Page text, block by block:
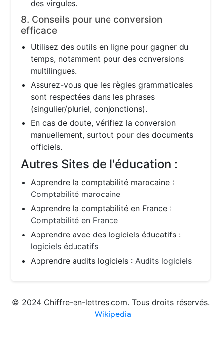
des virgules.
8. Conseils pour une conversion
efficace
Utilisez des outils en ligne pour gagner du
temps, notamment pour des conversions
multilingues.
Assurez-vous que les règles grammaticales
sont respectées dans les phrases
(singulier/pluriel, conjonctions).
En cas de doute, vérifiez la conversion
manuellement, surtout pour des documents
officiels.
Autres Sites de l'éducation :
Apprendre la comptabilité marocaine :
Comptabilité marocaine
Apprendre la comptabilité en France :
Comptabilité en France
Apprendre avec des logiciels éducatifs :
logiciels éducatifs
Apprendre audits logiciels :Audits logiciels
© 2024 Chiffre-en-lettres.com. Tous droits réservés.
Wikipedia